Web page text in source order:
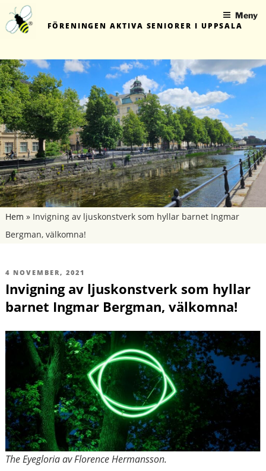
Hoppa
till
innehåll
FÖRENINGEN AKTIVA SENIORER I UPPSALA
Meny
Hem » Invigning av ljuskonstverk som hyllar barnet Ingmar
Bergman, välkomna!
PUBLICERAT
4 NOVEMBER, 2021
Invigning av ljuskonstverk som hyllar
barnet Ingmar Bergman, välkomna!
The Eyegloria av Florence Hermansson.